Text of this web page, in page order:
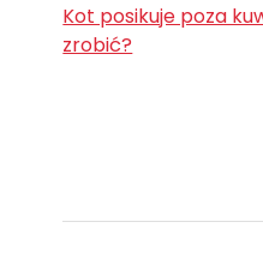
Kot posikuje poza
zrobić?